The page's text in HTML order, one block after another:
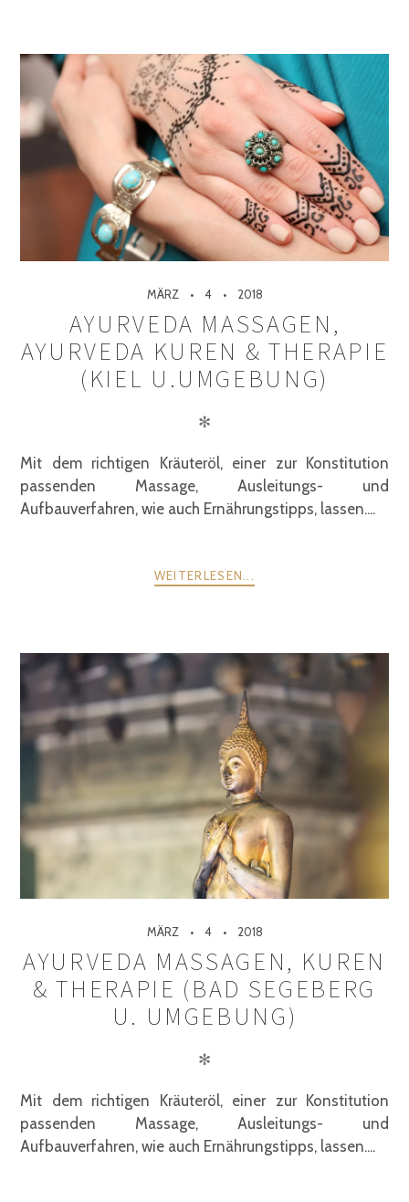
MÄRZ 4 2018
AYURVEDA MASSAGEN,
AYURVEDA KUREN & THERAPIE
(KIEL U.UMGEBUNG)
✻
Mit dem richtigen Kräuteröl, einer zur Konstitution
passenden Massage, Ausleitungs- und
Aufbauverfahren, wie auch Ernährungstipps, lassen....
WEITERLESEN...
MÄRZ 4 2018
AYURVEDA MASSAGEN, KUREN
& THERAPIE (BAD SEGEBERG
U. UMGEBUNG)
✻
Mit dem richtigen Kräuteröl, einer zur Konstitution
passenden Massage, Ausleitungs- und
Aufbauverfahren, wie auch Ernährungstipps, lassen....